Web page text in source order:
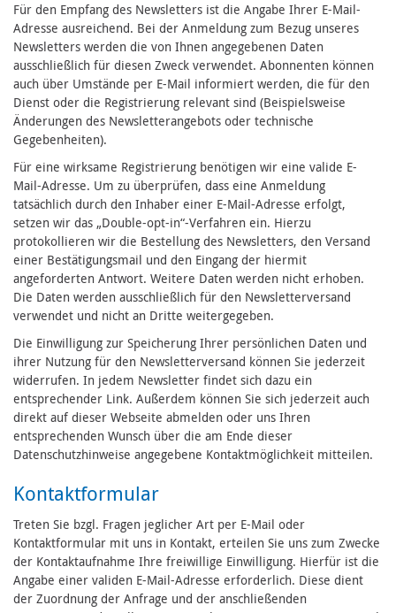
Für den Empfang des Newsletters ist die Angabe Ihrer E-Mail-
Adresse ausreichend. Bei der Anmeldung zum Bezug unseres
Newsletters werden die von Ihnen angegebenen Daten
ausschließlich für diesen Zweck verwendet. Abonnenten können
auch über Umstände per E-Mail informiert werden, die für den
Dienst oder die Registrierung relevant sind (Beispielsweise
Änderungen des Newsletterangebots oder technische
Gegebenheiten).
Für eine wirksame Registrierung benötigen wir eine valide E-
Mail-Adresse. Um zu überprüfen, dass eine Anmeldung
tatsächlich durch den Inhaber einer E-Mail-Adresse erfolgt,
setzen wir das „Double-opt-in“-Verfahren ein. Hierzu
protokollieren wir die Bestellung des Newsletters, den Versand
einer Bestätigungsmail und den Eingang der hiermit
angeforderten Antwort. Weitere Daten werden nicht erhoben.
Die Daten werden ausschließlich für den Newsletterversand
verwendet und nicht an Dritte weitergegeben.
Die Einwilligung zur Speicherung Ihrer persönlichen Daten und
ihrer Nutzung für den Newsletterversand können Sie jederzeit
widerrufen. In jedem Newsletter findet sich dazu ein
entsprechender Link. Außerdem können Sie sich jederzeit auch
direkt auf dieser Webseite abmelden oder uns Ihren
entsprechenden Wunsch über die am Ende dieser
Datenschutzhinweise angegebene Kontaktmöglichkeit mitteilen.
Kontaktformular
Treten Sie bzgl. Fragen jeglicher Art per E-Mail oder
Kontaktformular mit uns in Kontakt, erteilen Sie uns zum Zwecke
der Kontaktaufnahme Ihre freiwillige Einwilligung. Hierfür ist die
Angabe einer validen E-Mail-Adresse erforderlich. Diese dient
der Zuordnung der Anfrage und der anschließenden